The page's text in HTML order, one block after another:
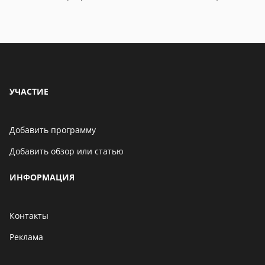
Бенчмарк AnTuTu
06 мая 2021
УЧАСТИЕ
Добавить программу
Добавить обзор или статью
ИНФОРМАЦИЯ
Контакты
Реклама